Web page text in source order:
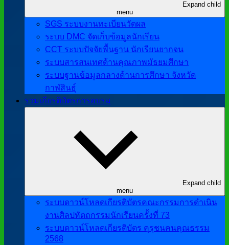
Expand child
menu
SGS ระบบงานทะเบียนวัดผล
ระบบ DMC จัดเก็บข้อมูลนักเรียน
CCT ระบบปัจจัยพื้นฐาน นักเรียนยากจน
ระบบสารสนเทศด้านคุณภาพมัธยมศึกษา
ระบบฐานข้อมูลกลางด้านการศึกษา จังหวัด
กาฬสินธุ์
รวมเกียรติบัตรการอบรม
Expand child
menu
ระบบดาวน์โหลดเกียรติบัตรคณะกรรมการดำเนิน
งานศิลปหัตถกรรมนักเรียนครั้งที่ 73
ระบบดาวน์โหลดเกียรติบัตร คุรุชนคนคุณธรรม
2568